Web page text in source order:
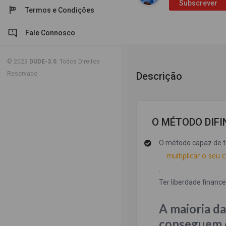
Termos e Condições
Fale Connosco
© 2023 DUDE-3.0. Todos Direitos
Reservado.
Subscrever
Descrição
O MÉTODO
O método capaz de
multiplicar o seu
Ter liberdade
A maioria